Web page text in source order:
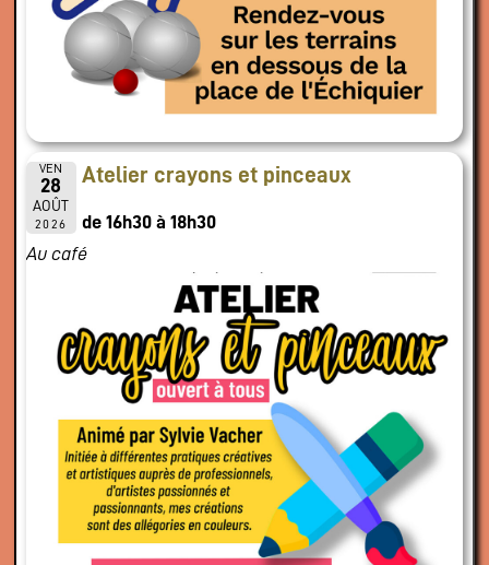
VEN
28
AOÛT
2026
Atelier crayons et pinceaux
de 16h30 à 18h30
Au café